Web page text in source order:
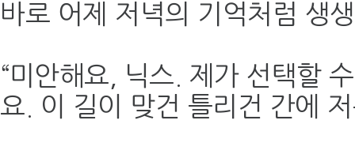
바로 어제 저녁의 기억처럼 생
“미안해요, 닉스. 제가 선택할
요. 이 길이 맞건 틀리건 간에